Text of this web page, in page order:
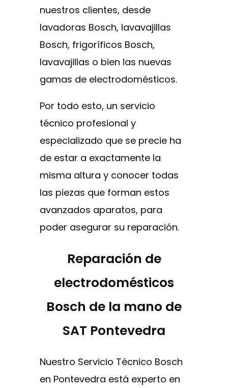
nuestros clientes, desde
lavadoras Bosch, lavavajillas
Bosch, frigoríficos Bosch,
lavavajillas o bien las nuevas
gamas de electrodomésticos.
Por todo esto, un servicio
técnico profesional y
especializado que se precie ha
de estar a exactamente la
misma altura y conocer todas
las piezas que forman estos
avanzados aparatos, para
poder asegurar su reparación.
Reparación de
electrodomésticos
Bosch de la mano de
SAT Pontevedra
Nuestro Servicio Técnico Bosch
en Pontevedra está experto en